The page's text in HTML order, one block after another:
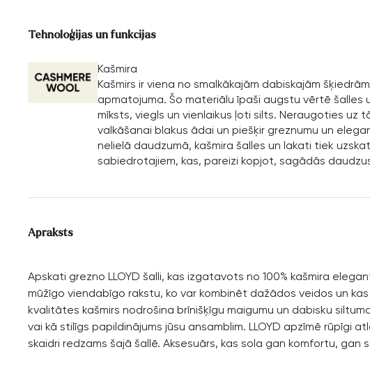
Tehnoloģijas un funkcijas
Kašmira
Kašmirs ir viena no smalkākajām dabiskajām
apmatojuma. Šo materiālu īpaši augstu vērtē šalles
mīksts, viegls un vienlaikus ļoti silts. Neraugoties uz
valkāšanai blakus ādai un piešķir greznumu un
nelielā daudzumā, kašmira šalles un lakati tiek
sabiedrotajiem, kas, pareizi kopjot, sagādās
Apraksts
Apskati grezno LLOYD šalli, kas izgatavots no 100% kašmira
mūžīgo viendabīgo rakstu, ko var kombinēt dažādos veidos un
kvalitātes kašmirs nodrošina brīnišķīgu maigumu un dabisku
vai kā stilīgs papildinājums jūsu ansamblim. LLOYD apzīmē rūpīgi
skaidri redzams šajā šallē. Aksesuārs, kas sola gan komfortu, gan